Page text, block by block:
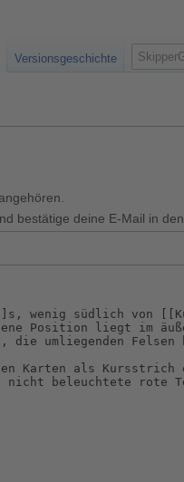
bestätige deine E-Mail in den
Versionsgeschichte
S
u
e